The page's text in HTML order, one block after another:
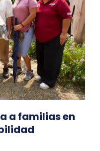
a familias en